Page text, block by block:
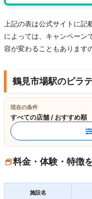
上記の表は公式サイトに記
によっては、キャンペーン
容が変わることもあります
鶴見市場駅のピラ
現在の条件
すべての店舗 / おすすめ順
料金・体験・特徴
施設名